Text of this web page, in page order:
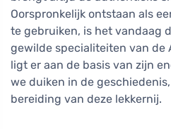
Oorspronkelijk ontstaan als
te gebruiken, is het vandaag
gewilde specialiteiten van de
ligt er aan de basis van zijn
we duiken in de
bereiding van deze lekkernij.